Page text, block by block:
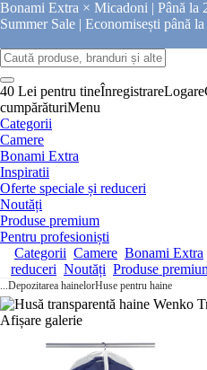
Bonami Extra × Micadoni | Până la
Summer Sale | Economisești până
40 Lei pentru tineÎnregistrareLogare
cumpărăturiMenu
Categorii
Camere
Bonami Extra
Inspiratii
Oferte speciale și reduceri
Noutăți
Produse premium
Pentru profesioniști
Categorii Camere Bonami Extra
reduceri Noutăți Produse
...Depozitarea hainelorHuse pentru haine
Afișare galerie